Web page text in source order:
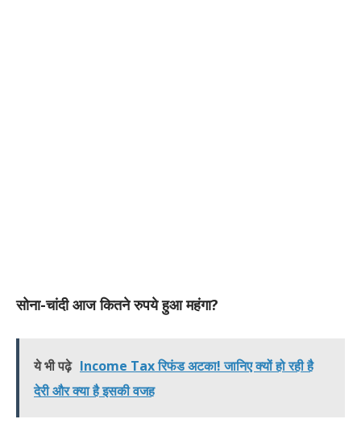
सोना-चांदी आज कितने रुपये हुआ महंगा?
ये भी पढ़े Income Tax रिफंड अटका! जानिए क्यों हो रही है
देरी और क्या है इसकी वजह